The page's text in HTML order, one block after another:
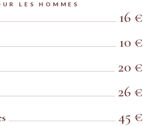
LES HOMMES
16 €
10 €
20 €
26 €
45 €